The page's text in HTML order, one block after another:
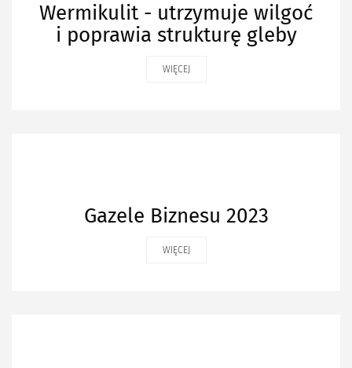
Wermikulit - utrzymuje wilgoć
i poprawia strukturę gleby
WIĘCEJ
Gazele Biznesu 2023
WIĘCEJ